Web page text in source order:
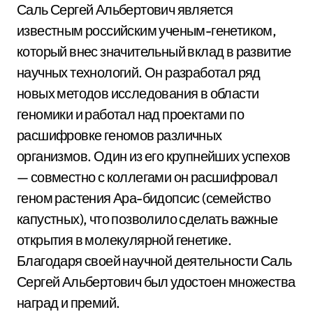
Саль Сергей Альбертович является
известным российским ученым-генетиком,
который внес значительный вклад в развитие
научных технологий. Он разработал ряд
новых методов исследования в области
геномики и работал над проектами по
расшифровке геномов различных
организмов. Один из его крупнейших успехов
— совместно с коллегами он расшифровал
геном растения Ара-бидопсис (семейство
капустных), что позволило сделать важные
открытия в молекулярной генетике.
Благодаря своей научной деятельности Саль
Сергей Альбертович был удостоен множества
наград и премий.